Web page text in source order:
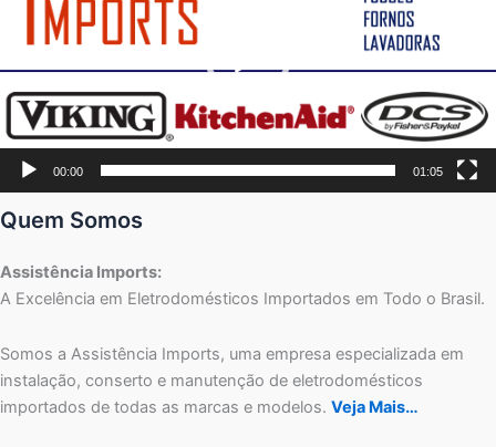
00:00 01:05
Quem Somos
Assistência Imports:
A Excelência em Eletrodomésticos Importados em Todo o Brasil.
Somos a Assistência Imports, uma empresa especializada em
instalação, conserto e manutenção de eletrodomésticos
importados de todas as marcas e modelos. Veja Mais…